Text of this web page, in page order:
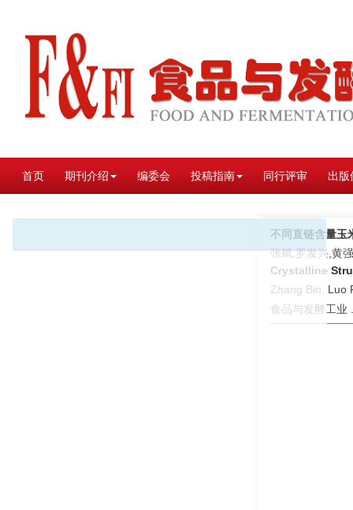
首页 期刊介绍 编委会 投稿指南 同行评审 出版
不同直链含量玉
张斌,罗发兴,黄
Crystalline
Zhang Bin, Luo
食品与发酵工业